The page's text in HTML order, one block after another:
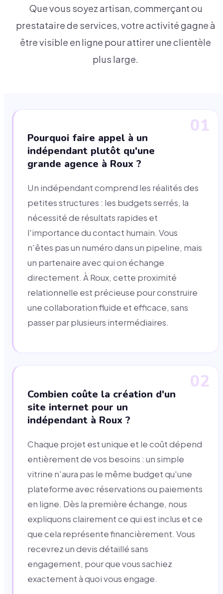
Que vous soyez artisan, commerçant ou
prestataire de services, votre activité gagne à
être visible en ligne pour attirer une clientèle
plus large.
01
Pourquoi faire appel à un
indépendant plutôt qu'une
grande agence à Roux ?
Un indépendant comprend les réalités des
petites structures : les budgets serrés, la
nécessité de résultats rapides et
l'importance du contact humain. Vous
n'êtes pas un numéro dans un pipeline, mais
un partenaire avec qui on échange
directement. À Roux, cette proximité
relationnelle est précieuse pour construire
une collaboration fluide et efficace, sans
passer par plusieurs intermédiaires.
02
Combien coûte la création d'un
site internet pour un
indépendant à Roux ?
Chaque projet est unique et le coût dépend
entièrement de vos besoins : un simple
vitrine n'aura pas le même budget qu'une
plateforme avec réservations ou paiements
en ligne. Dès la première échange, nous
expliquons clairement ce qui est inclus et ce
que cela représente financièrement. Vous
recevrez un devis détaillé sans
engagement, pour que vous sachiez
exactement à quoi vous engage.